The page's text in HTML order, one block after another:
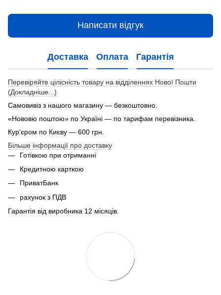
Написати відгук
Доставка Оплата Гарантія
Перевіряйте цілісність товару на відділеннях Нової Пошти
(Докладніше...)
Самовивіз з нашого магазину — безкоштовно.
«Нововю поштою» по Україні — по тарифам перевізника.
Кур'єром по Києву — 600 грн.
Більше інформації про доставку
Готівкою при отриманні
Кредитною карткою
ПриватБанк
рахунок з ПДВ
Гарантія від виробника 12 місяців.